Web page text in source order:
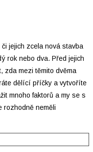
jejich zcela nová stavba
rok nebo dva. Před jejich
zda mezi těmito dvěma
dělící příčky a vytvoříte
mnoho faktorů a my se s
rozhodně neměli